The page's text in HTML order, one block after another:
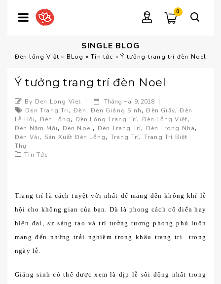
0
SINGLE BLOG
Đèn lồng Việt » BLog »Tin tức »Ý tưởng trang trí đèn Noel
Ý tưởng trang trí đèn Noel
By Den Long Viet
Tháng Hai 9, 2018
Den Trang Tri,Đèn,Đèn Giáng Sinh,Đèn Giấy,Đèn
Lễ Hội, Đèn Lồng, Đèn Lồng Trang Trí, Đèn Lồng Việt,
Đèn Năm Mới, Đèn Noel, Đèn Trang Trí, Đèn Trong Nhà,
Đèn Vải, Sản Xuất Đèn Lồng, Trang Trí, Trang Trí Biệt
Thự
Tin Tức
Trang trí là cách tuyệt vời nhất để mang đến không khí lễ
hội cho không gian của bạn. Dù là phong cách cổ điển hay
hiện đại, sự sáng tạo và trí tưởng tượng phong phú luôn
mang đến những trải nghiệm trong khâu trang trí trong
ngày lễ.
Giáng sinh có thể được xem là dịp lễ sôi động nhất trong